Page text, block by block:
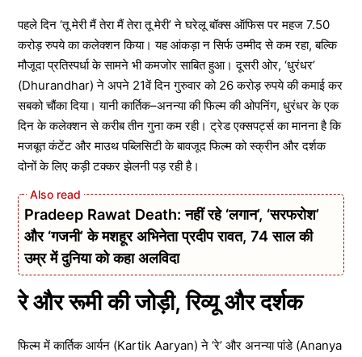
पहले दिन ‘तू मेरी मैं तेरा मैं तेरा तू मेरी’ ने घरेलू बॉक्स ऑफिस पर महज 7.50
करोड़ रुपये का कलेक्शन किया। यह आंकड़ा न सिर्फ उम्मीद से कम रहा, बल्कि
मौजूदा प्रतिस्पर्धा के सामने भी कमजोर साबित हुआ। दूसरी ओर, ‘धुरंधर’
(Dhurandhar) ने अपने 21वें दिन गुरुवार को 26 करोड़ रुपये की कमाई कर
सबको चौंका दिया। यानी कार्तिक–अनन्या की फिल्म की ओपनिंग, धुरंधर के एक
दिन के कलेक्शन से करीब तीन गुना कम रही। ट्रेड एक्सपर्ट्स का मानना है कि
मजबूत कंटेंट और माउथ पब्लिसिटी के बावजूद फिल्म को स्क्रीन और दर्शक
दोनों के लिए कड़ी टक्कर झेलनी पड़ रही है।
Pradeep Rawat Death: नहीं रहे ‘लगान’, ‘सरफरोश’
और ‘गजनी’ के मशहूर अभिनेता प्रदीप रावत, 74 साल की
उम्र में दुनिया को कहा अलविदा
रे और रूमी की जोड़ी, रिव्यू और दर्शक
फिल्म में कार्तिक आर्यन (Kartik Aaryan) ने ‘रे’ और अनन्या पांडे (Ananya